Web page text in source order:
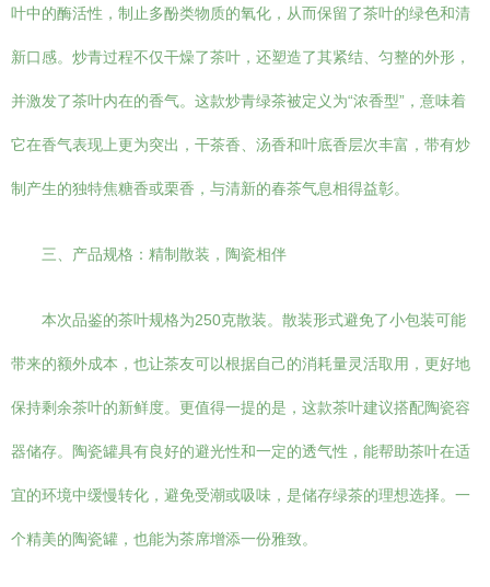
叶中的酶活性，制止多酚类物质的氧化，从而保留了茶叶的绿色和清
新口感。炒青过程不仅干燥了茶叶，还塑造了其紧结、匀整的外形，
并激发了茶叶内在的香气。这款炒青绿茶被定义为“浓香型”，意味着
它在香气表现上更为突出，干茶香、汤香和叶底香层次丰富，带有炒
制产生的独特焦糖香或栗香，与清新的春茶气息相得益彰。
三、产品规格：精制散装，陶瓷相伴
本次品鉴的茶叶规格为250克散装。散装形式避免了小包装可能
带来的额外成本，也让茶友可以根据自己的消耗量灵活取用，更好地
保持剩余茶叶的新鲜度。更值得一提的是，这款茶叶建议搭配陶瓷容
器储存。陶瓷罐具有良好的避光性和一定的透气性，能帮助茶叶在适
宜的环境中缓慢转化，避免受潮或吸味，是储存绿茶的理想选择。一
个精美的陶瓷罐，也能为茶席增添一份雅致。